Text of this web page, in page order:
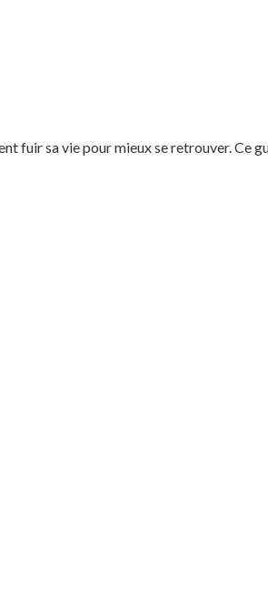
fuir sa vie pour mieux se retrouver. Ce